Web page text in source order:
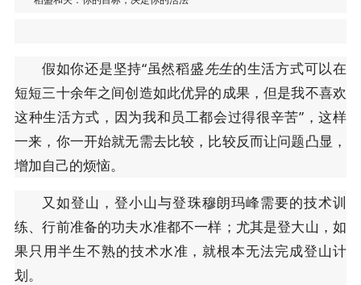
假如你还是坚持“虽然稻盛先生的生活方式可以在
短短三十余年之间创造如此优异的成果，但是我不喜欢
这种生活方式，因为我和员工都会过得很辛苦”，这样
一来，你一开始就无需去比较，比较反而让问题凸显，
增加自己的烦恼。
又如登山，登小山与登珠穆朗玛峰需要的技术训
练、行前准备的功夫水准都不一样；尤其是登大山，如
果只用半生不熟的技术水准，就根本无法完成登山计
划。